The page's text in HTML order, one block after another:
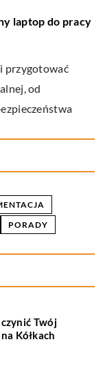
laptop do pracy
przygotować
od
PORADY
Twój
Kółkach